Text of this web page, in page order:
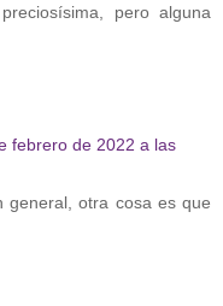
pero alguna
febrero de 2022 a las
general, otra cosa es que